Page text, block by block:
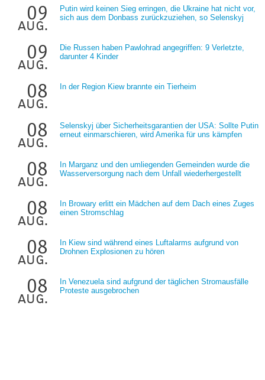
09
aug.
Putin wird keinen Sieg erringen, die Ukraine hat nicht vor,
sich aus dem Donbass zurückzuziehen, so Selenskyj
09
aug.
Die Russen haben Pawlohrad angegriffen: 9 Verletzte,
darunter 4 Kinder
08
aug.
In der Region Kiew brannte ein Tierheim
08
aug.
Selenskyj über Sicherheitsgarantien der USA: Sollte Putin
erneut einmarschieren, wird Amerika für uns kämpfen
08
aug.
In Marganz und den umliegenden Gemeinden wurde die
Wasserversorgung nach dem Unfall wiederhergestellt
08
aug.
In Browary erlitt ein Mädchen auf dem Dach eines Zuges
einen Stromschlag
08
aug.
In Kiew sind während eines Luftalarms aufgrund von
Drohnen Explosionen zu hören
08
aug.
In Venezuela sind aufgrund der täglichen Stromausfälle
Proteste ausgebrochen